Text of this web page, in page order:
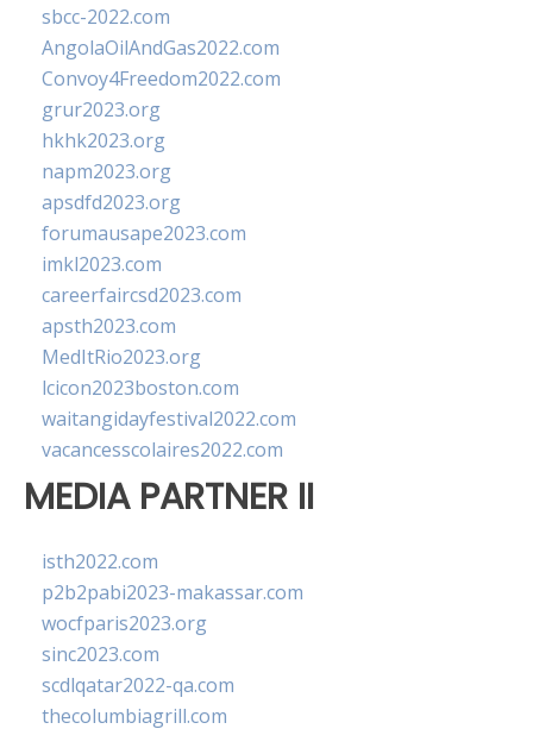
sbcc-2022.com
AngolaOilAndGas2022.com
Convoy4Freedom2022.com
grur2023.org
hkhk2023.org
napm2023.org
apsdfd2023.org
forumausape2023.com
imkl2023.com
careerfaircsd2023.com
apsth2023.com
MedItRio2023.org
lcicon2023boston.com
waitangidayfestival2022.com
vacancesscolaires2022.com
MEDIA PARTNER II
isth2022.com
p2b2pabi2023-makassar.com
wocfparis2023.org
sinc2023.com
scdlqatar2022-qa.com
thecolumbiagrill.com